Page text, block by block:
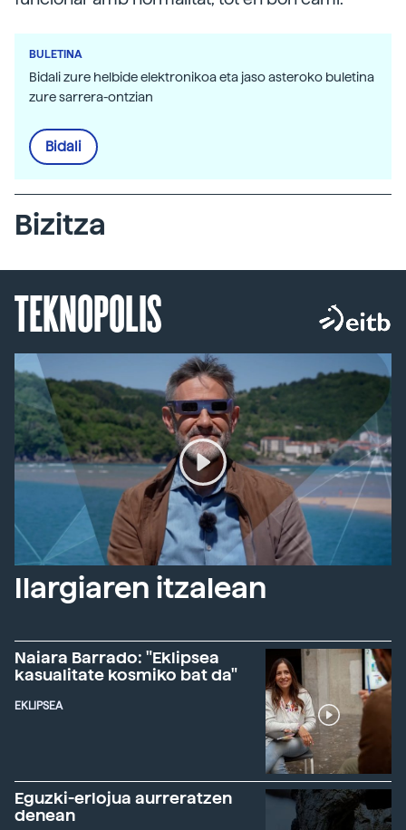
BULETINA
Bidali zure helbide elektronikoa eta jaso asteroko buletina
zure sarrera-ontzian
Bidali
Bizitza
TEKNOPOLIS
Ilargiaren itzalean
Naiara Barrado: "Eklipsea
kasualitate kosmiko bat da"
EKLIPSEA
Eguzki-erlojua aurreratzen
denean